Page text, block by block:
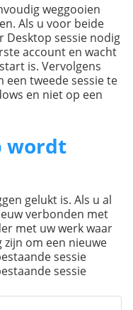
weggooien
Als u voor beide
Desktop sessie nodig
account en wacht
is. Vervolgens
een tweede sessie te
en niet op een
wordt
gelukt is. Als u al
verbonden met
met uw werk waar
zijn om een nieuwe
sessie
sessie